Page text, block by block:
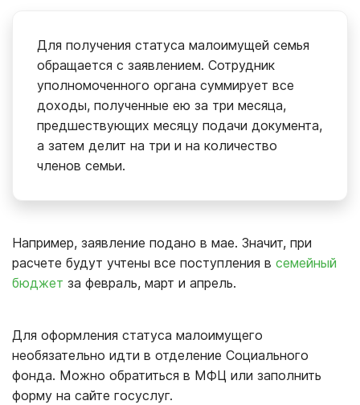
Для получения статуса малоимущей семья
обращается с заявлением. Сотрудник
уполномоченного органа суммирует все
доходы, полученные ею за три месяца,
предшествующих месяцу подачи документа,
а затем делит на три и на количество
членов семьи.
Например, заявление подано в мае. Значит, при
расчете будут учтены все поступления в семейный
бюджет за февраль, март и апрель.
Для оформления статуса малоимущего
необязательно идти в отделение Социального
фонда. Можно обратиться в МФЦ или заполнить
форму на сайте госуслуг.